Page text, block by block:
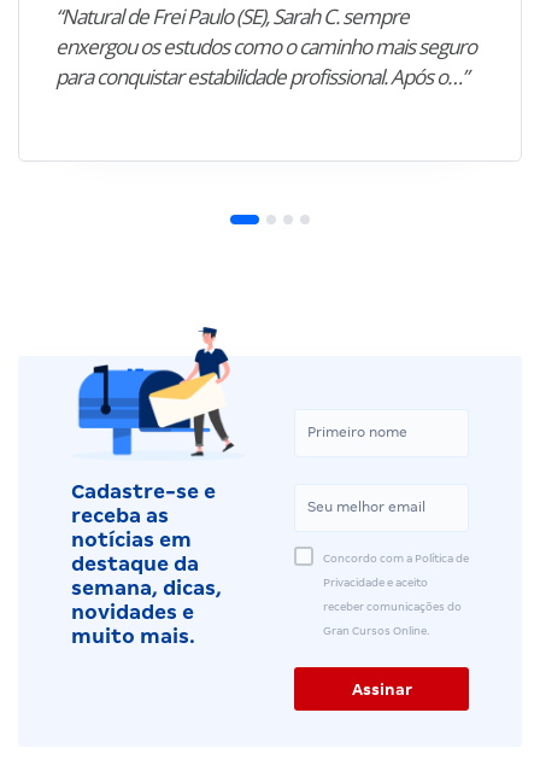
“Natural de Frei Paulo (SE), Sarah C. sempre
enxergou os estudos como o caminho mais seguro
para conquistar estabilidade profissional. Após o…”
Cadastre-se e
receba as
notícias em
destaque da
semana, dicas,
novidades e
muito mais.
Concordo com a Política de
Privacidade e aceito
receber comunicações do
Gran Cursos Online.